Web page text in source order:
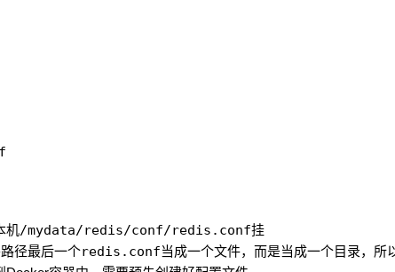
机/mydata/redis/conf/redis.conf挂
径最后一个redis.conf当成一个文件，而是当成一个目录，所